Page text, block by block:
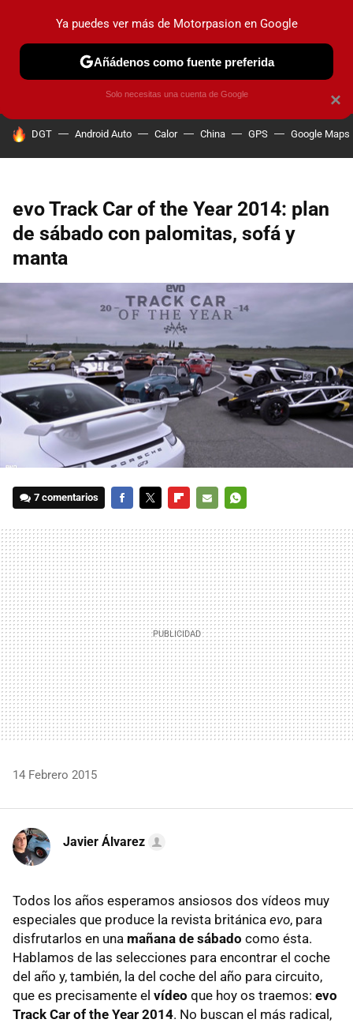
PRUEBAS COCHES ELÉCTRICOS OBSERVATORIO
HOY SE HABLA DE
DGT Android Auto Calor China GPS Google Maps
evo Track Car of the Year 2014: plan
de sábado con palomitas, sofá y
manta
7 comentarios
MAIL
14 Febrero 2015
Javier Álvarez
Todos los años esperamos ansiosos dos vídeos muy
especiales que produce la revista británica evo, para
disfrutarlos en una mañana de sábado como ésta.
Hablamos de las selecciones para encontrar el coche
del año y, también, la del coche del año para circuito,
que es precisamente el vídeo que hoy os traemos: evo
Track Car of the Year 2014. No buscan el más radical,
×
Ya puedes ver más de Motorpasion en Google
Añádenos como fuente preferida
Solo necesitas una cuenta de Google